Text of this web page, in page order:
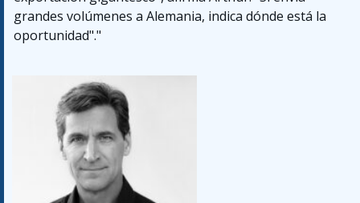
grandes volúmenes a Alemania, indica dónde está la
oportunidad"."